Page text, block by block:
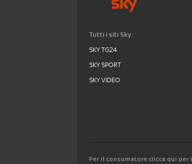
Tutti i siti Sky:
SKY TG24
SKY SPORT
SKY VIDEO
Per il consumatore clicca qui per i